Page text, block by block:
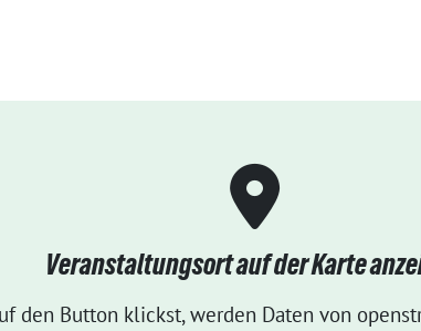
Veranstaltungsort auf der Karte
den Button klickst, werden Daten von